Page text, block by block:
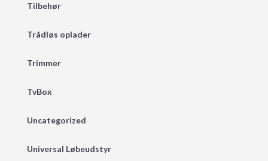
Tilbehør
Trådløs oplader
Trimmer
TvBox
Uncategorized
Universal Løbeudstyr